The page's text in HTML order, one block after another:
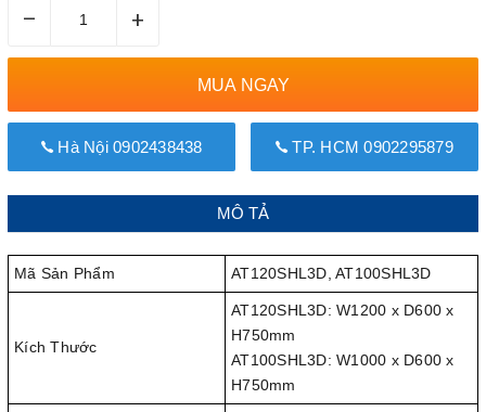
– +
MUA NGAY
Hà Nội 0902438438 TP. HCM 0902295879
MÔ TẢ
Mã Sản Phẩm AT120SHL3D, AT100SHL3D
Kích Thước
AT120SHL3D: W1200 x D600 x
H750mm
AT100SHL3D: W1000 x D600 x
H750mm